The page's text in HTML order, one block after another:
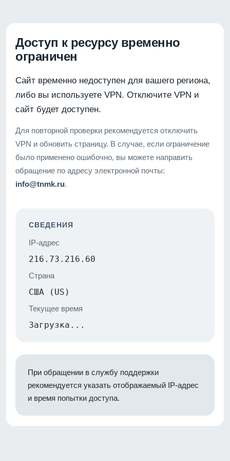
Доступ к ресурсу временно
ограничен
Сайт временно недоступен для вашего региона,
либо вы используете VPN. Отключите VPN и
сайт будет доступен.
Для повторной проверки рекомендуется отключить
VPN и обновить страницу. В случае, если ограничение
было применено ошибочно, вы можете направить
обращение по адресу электронной почты:
info@tnmk.ru.
СВЕДЕНИЯ
IP-адрес
216.73.216.60
Страна
США (US)
Текущее время
Загрузка...
При обращении в службу поддержки
рекомендуется указать отображаемый IP-адрес
и время попытки доступа.